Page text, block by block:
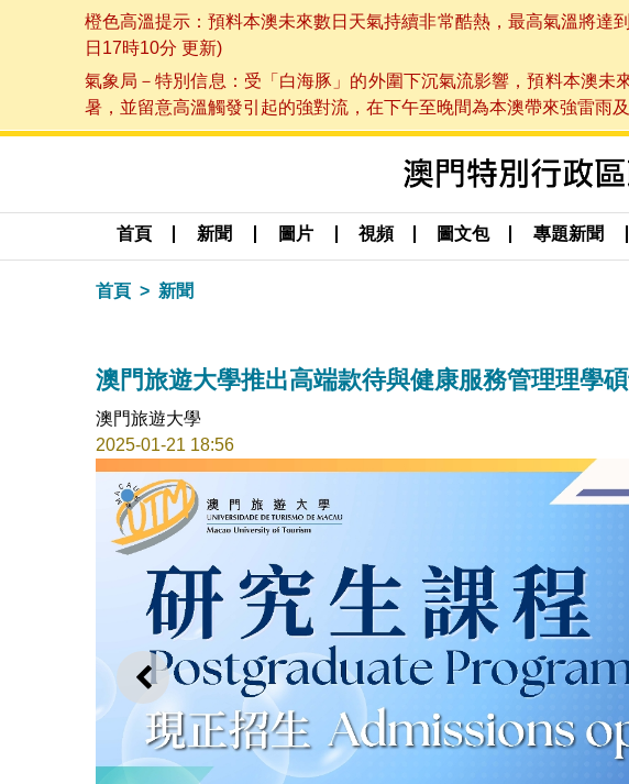
橙色高溫提示：預料本澳未來數日天氣持續非常酷熱，最高氣溫將
日17時10分 更新)
氣象局－特別信息：受「白海豚」的外圍下沉氣流影響，預料本澳
暑，並留意高溫觸發引起的強對流，在下午至晚間為本澳帶來強雷雨
首頁 新聞 圖片 視頻 圖文包 專題新聞
首頁 新聞
澳門旅遊大學推出高端款待與健康服務管理理學
澳門旅遊大學
2025-01-21 18:56
上一則